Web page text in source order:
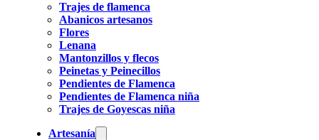
Trajes de flamenca
Abanicos artesanos
Flores
Lenana
Mantonzillos y flecos
Peinetas y Peinecillos
Pendientes de Flamenca
Pendientes de Flamenca niña
Trajes de Goyescas niña
Artesanía